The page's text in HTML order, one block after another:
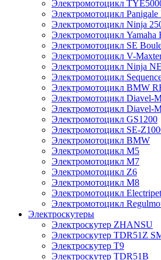
Электромотоцикл
Электромотоцикл
Электромотоцикл Ninja
Электромотоцикл Yamaha
Электромотоцикл SE
Электромотоцикл V-
Электромотоцикл Ninja
Электромотоцикл
Электромотоцикл BMW
Электромотоцикл Diavel-
Электромотоцикл Diavel-
Электромотоцикл GS1200
Электромотоцикл SE-
Электромотоцикл BMW
Электромотоцикл М5
Электромотоцикл М7
Электромотоцикл Z6
Электромотоцикл М8
Электромотоцикл
Электромотоцикл
Электроскутеры
Электроскутер ZHANSU
Электроскутер TDR51Z
Электроскутер T9
Электроскутер TDR51B